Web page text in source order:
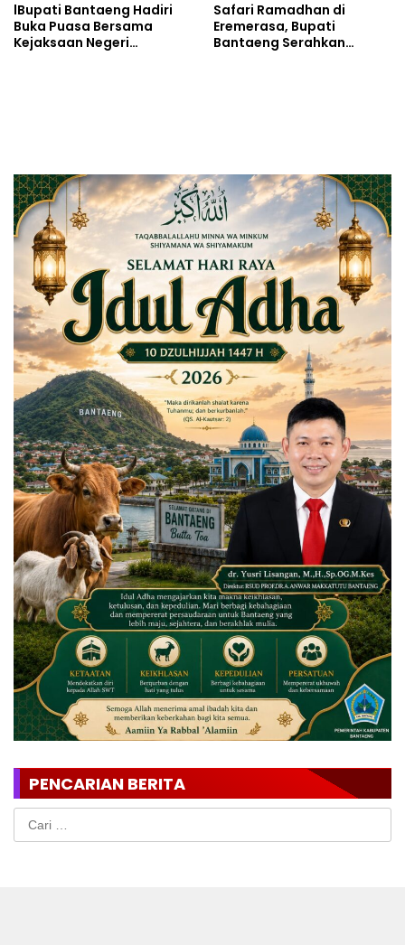
lBupati Bantaeng Hadiri
Buka Puasa Bersama
Kejaksaan Negeri
Safari Ramadhan di
Eremerasa, Bupati
Bantaeng Serahkan
PENCARIAN BERITA
Cari
untuk: